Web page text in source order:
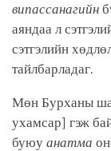
випассанагийн
аяндаа л
сэтгэлийн
тайлбарладаг.
Мөн Бурханы
ухамсар] гэж
буюу анатма